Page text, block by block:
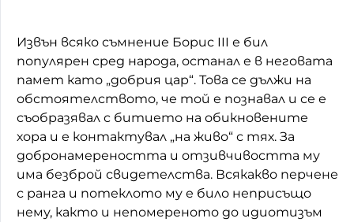
Извън всяко съмнение Борис III е бил
популярен сред народа, останал е в неговата
памет като „добрия цар“. Това се дължи на
обстоятелството, че той е познавал и се е
съобразявал с битието на обикновените
хора и е контактувал „на живо“ с тях. За
добронамереността и отзивчивостта му
има безброй свидетелства. Всякакво перчене
с ранга и потеклото му е било неприсъщо
нему, както и непомереното до идиотизъм